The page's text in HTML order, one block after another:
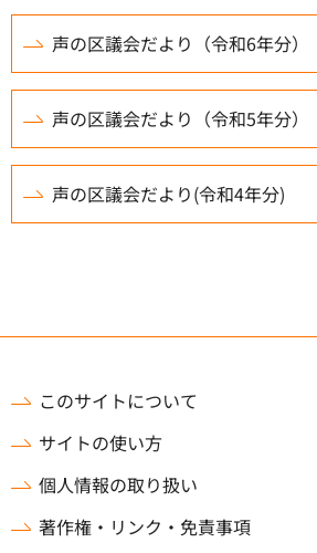
声の区議会だより（令和6年分）
声の区議会だより（令和5年分）
声の区議会だより(令和4年分)
このサイトについて
サイトの使い方
個人情報の取り扱い
著作権・リンク・免責事項